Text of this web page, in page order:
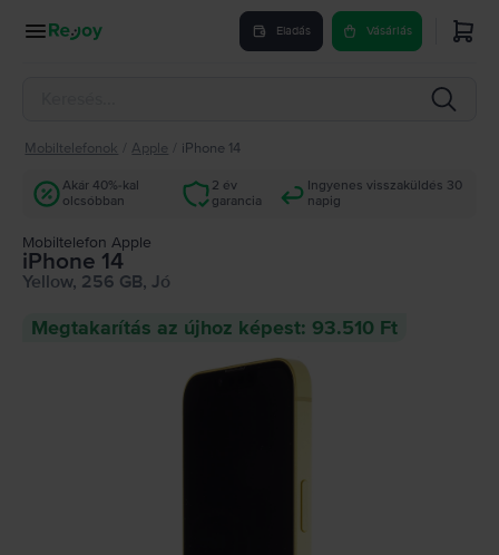
Eladás Vásárlás
Mobiltelefonok Apple iPhone 14
Akár 40%-kal
olcsóbban
2 év
garancia
Ingyenes visszaküldés 30
napig
Mobiltelefon Apple
iPhone 14
Yellow, 256 GB, Jó
Megtakarítás az újhoz képest: 93.510 Ft